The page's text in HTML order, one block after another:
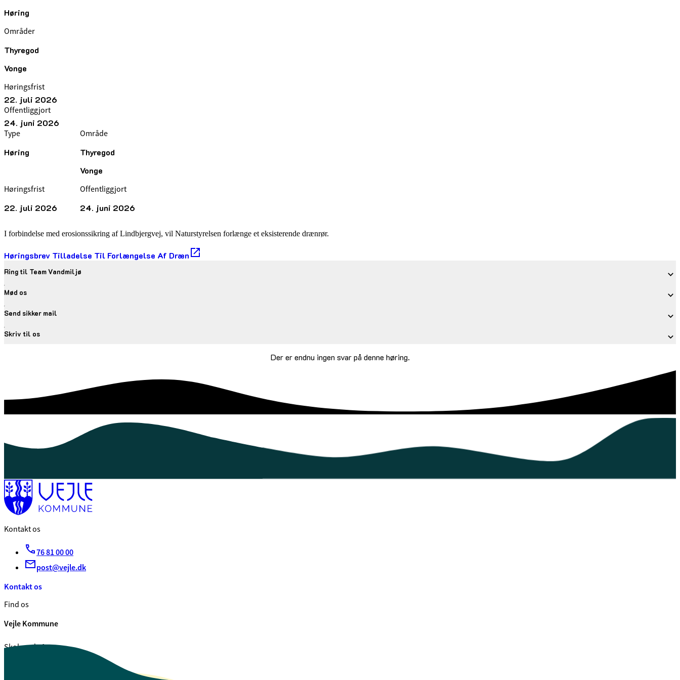
Høring
Områder
Thyregod
Vonge
Høringsfrist
22. juli 2026
Offentliggjort
24. juni 2026
Type
Høring
Område
Thyregod
Vonge
Høringsfrist
22. juli 2026
Offentliggjort
24. juni 2026
I forbindelse med erosionssikring af Lindbjergvej, vil Naturstyrelsen forlænge et eksisterende drænrør.
Høringsbrev Tilladelse Til Forlængelse Af Dræn
Ring til Team Vandmiljø
Mød os
Send sikker mail
Skriv til os
Der er endnu ingen svar på denne høring.
Kontakt os
76 81 00 00
post@vejle.dk
Kontakt os
Find os
Vejle Kommune
Skolegade 1